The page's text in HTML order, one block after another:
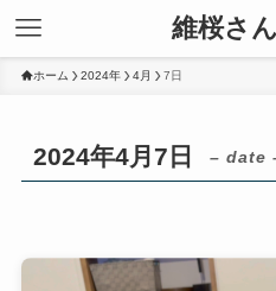
維桜さ
ホーム 2024年 4月 7日
2024年4月7日 – date